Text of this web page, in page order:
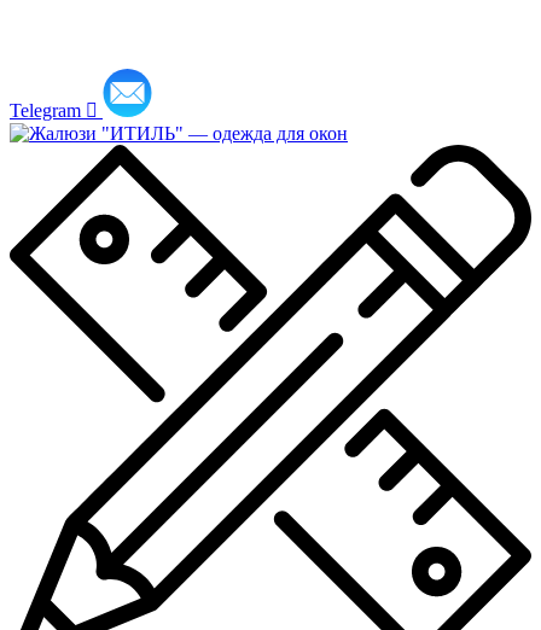
Telegram